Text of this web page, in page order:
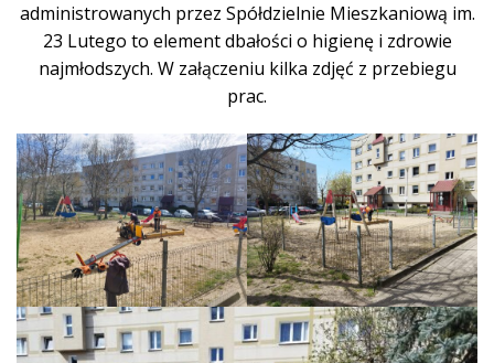
administrowanych przez Spółdzielnie Mieszkaniową im.
23 Lutego to element dbałości o higienę i zdrowie
najmłodszych. W załączeniu kilka zdjęć z przebiegu
prac.